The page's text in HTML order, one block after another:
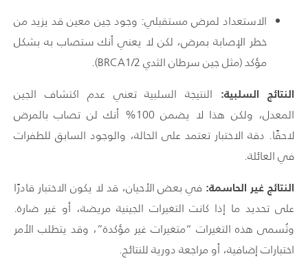
الاستعداد لمرض مستقبلي: وجود جين معين قد يزيد من
خطر الإصابة بمرض، لكن لا يعني أنك ستصاب به بشكل
مؤكد (مثل جين سرطان الثدي BRCA1/2).
النتائج السلبية: النتيجة السلبية تعني عدم اكتشاف الجين
المعدل، ولكن هذا لا يضمن 100% أنك لن تصاب بالمرض
لاحقًا. دقة الاختبار تعتمد على الحالة، والوجود السابق للطفرات
في العائلة.
النتائج غير الحاسمة: في بعض الأحيان، قد لا يكون الاختبار قادرًا
على تحديد ما إذا كانت التغيرات الجينية مريضة، أو غير ضارة.
وتُسمى هذه التغيرات “متغيرات غير مؤكدة”، وقد يتطلب الأمر
اختبارات إضافية، أو مراجعة دورية للنتائج.